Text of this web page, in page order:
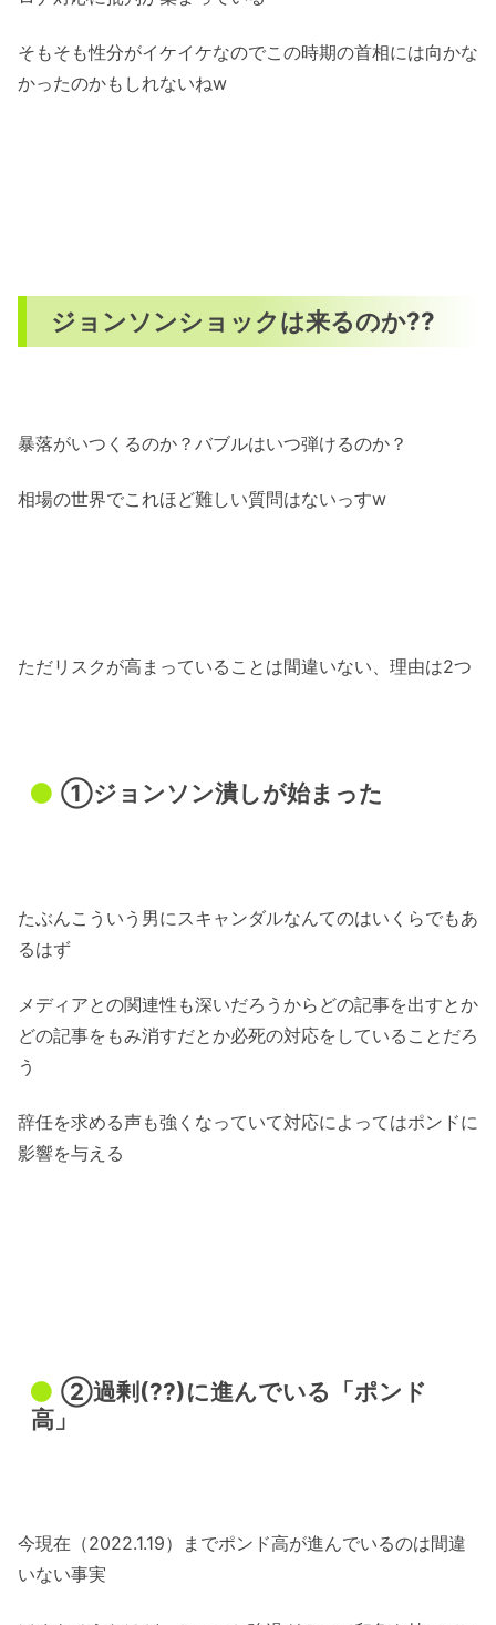
そもそも性分がイケイケなのでこの時期の首相には向かな
かったのかもしれないねw
ジョンソンショックは来るのか??
暴落がいつくるのか？バブルはいつ弾けるのか？
相場の世界でこれほど難しい質問はないっすw
ただリスクが高まっていることは間違いない、理由は2つ
①ジョンソン潰しが始まった
たぶんこういう男にスキャンダルなんてのはいくらでもあ
るはず
メディアとの関連性も深いだろうからどの記事を出すとか
どの記事をもみ消すだとか必死の対応をしていることだろ
う
辞任を求める声も強くなっていて対応によってはポンドに
影響を与える
②過剰(??)に進んでいる「ポンド
高」
今現在（2022.1.19）までポンド高が進んでいるのは間違
いない事実